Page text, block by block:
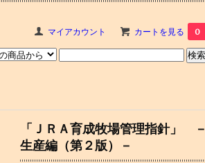
マイアカウント カートを見る 0
「ＪＲＡ育成牧場管理指針」 －
生産編（第２版）－